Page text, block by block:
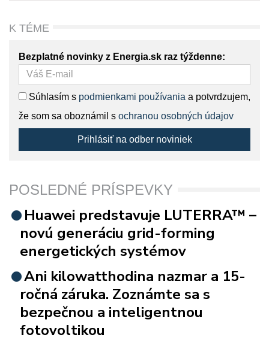
K TÉME
Bezplatné novinky z Energia.sk raz týždenne:
Súhlasím s podmienkami používania a potvrdzujem,
že som sa oboznámil s ochranou osobných údajov
Prihlásiť na odber noviniek
POSLEDNÉ PRÍSPEVKY
Huawei predstavuje LUTERRA™ –
novú generáciu grid-forming
energetických systémov
Ani kilowatthodina nazmar a 15-
ročná záruka. Zoznámte sa s
bezpečnou a inteligentnou
fotovoltikou